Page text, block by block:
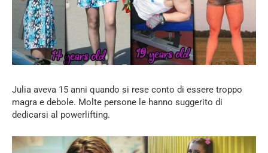
Julia aveva 15 anni quando si rese conto di essere troppo
magra e debole. Molte persone le hanno suggerito di
dedicarsi al powerlifting.